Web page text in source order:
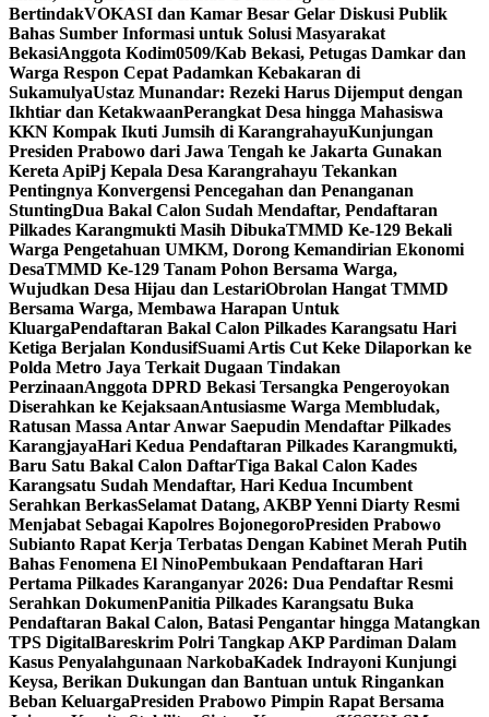
BertindakVOKASI dan Kamar Besar Gelar Diskusi Publik
Bahas Sumber Informasi untuk Solusi Masyarakat
BekasiAnggota Kodim0509/Kab Bekasi, Petugas Damkar dan
Warga Respon Cepat Padamkan Kebakaran di
SukamulyaUstaz Munandar: Rezeki Harus Dijemput dengan
Ikhtiar dan KetakwaanPerangkat Desa hingga Mahasiswa
KKN Kompak Ikuti Jumsih di KarangrahayuKunjungan
Presiden Prabowo dari Jawa Tengah ke Jakarta Gunakan
Kereta ApiPj Kepala Desa Karangrahayu Tekankan
Pentingnya Konvergensi Pencegahan dan Penanganan
StuntingDua Bakal Calon Sudah Mendaftar, Pendaftaran
Pilkades Karangmukti Masih DibukaTMMD Ke-129 Bekali
Warga Pengetahuan UMKM, Dorong Kemandirian Ekonomi
DesaTMMD Ke-129 Tanam Pohon Bersama Warga,
Wujudkan Desa Hijau dan LestariObrolan Hangat TMMD
Bersama Warga, Membawa Harapan Untuk
KluargaPendaftaran Bakal Calon Pilkades Karangsatu Hari
Ketiga Berjalan KondusifSuami Artis Cut Keke Dilaporkan ke
Polda Metro Jaya Terkait Dugaan Tindakan
PerzinaanAnggota DPRD Bekasi Tersangka Pengeroyokan
Diserahkan ke KejaksaanAntusiasme Warga Membludak,
Ratusan Massa Antar Anwar Saepudin Mendaftar Pilkades
KarangjayaHari Kedua Pendaftaran Pilkades Karangmukti,
Baru Satu Bakal Calon DaftarTiga Bakal Calon Kades
Karangsatu Sudah Mendaftar, Hari Kedua Incumbent
Serahkan BerkasSelamat Datang, AKBP Yenni Diarty Resmi
Menjabat Sebagai Kapolres BojonegoroPresiden Prabowo
Subianto Rapat Kerja Terbatas Dengan Kabinet Merah Putih
Bahas Fenomena El NinoPembukaan Pendaftaran Hari
Pertama Pilkades Karanganyar 2026: Dua Pendaftar Resmi
Serahkan DokumenPanitia Pilkades Karangsatu Buka
Pendaftaran Bakal Calon, Batasi Pengantar hingga Matangkan
TPS DigitalBareskrim Polri Tangkap AKP Pardiman Dalam
Kasus Penyalahgunaan NarkobaKadek Indrayoni Kunjungi
Keysa, Berikan Dukungan dan Bantuan untuk Ringankan
Beban KeluargaPresiden Prabowo Pimpin Rapat Bersama